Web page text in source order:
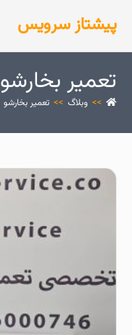
پیشتاز سرویس
تعمیر بخارشو
>> وبلاگ >> تعمیر بخارشو